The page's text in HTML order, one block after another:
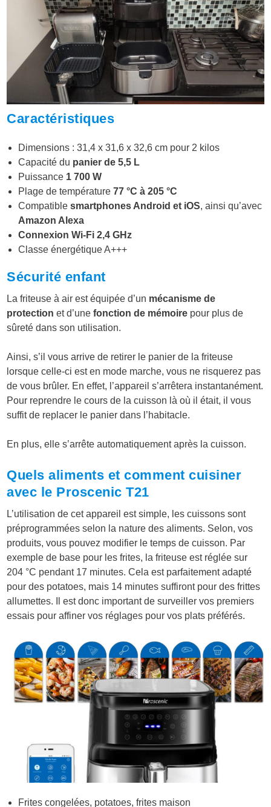
Caractéristiques
Dimensions : 31,4 x 31,6 x 32,6 cm pour 2 kilos
Capacité du panier de 5,5 L
Puissance 1 700 W
Plage de température77 °C à 205 °C
Compatiblesmartphones Android et iOS, ainsi qu’avec
Amazon Alexa
Connexion Wi-Fi 2,4 GHz
Classe énergétique A+++
Sécurité enfant
La friteuse à air est équipée d’un mécanisme de
protection et d’unefonction de mémoire pour plus de
sûreté dans son utilisation.
Ainsi, s’il vous arrive de retirer le panier de la friteuse
lorsque celle-ci est en mode marche, vous ne risquerez pas
de vous brûler. En effet, l’appareil s’arrêtera instantanément.
Pour reprendre le cours de la cuisson là où il était, il vous
suffit de replacer le panier dans l’habitacle.
En plus, elle s’arrête automatiquement après la cuisson.
Quels aliments et comment cuisiner
avec le Proscenic T21
L’utilisation de cet appareil est simple, les cuissons sont
préprogrammées selon la nature des aliments. Selon, vos
produits, vous pouvez modifier le temps de cuisson. Par
exemple de base pour les frites, la friteuse est réglée sur
204 °C pendant 17 minutes. Cela est parfaitement adapté
pour des potatoes, mais 14 minutes suffiront pour des frittes
allumettes. Il est donc important de surveiller vos premiers
essais pour affiner vos réglages pour vos plats préférés.
Frites congelées, potatoes, frites maison